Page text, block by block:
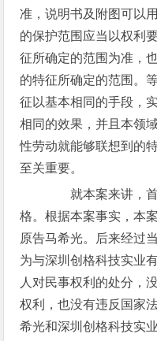
准，说明书及附图可以
的保护范围应当以权利
征所确定的范围为准，
的特征所确定的范围。
征以基本相同的手段，
相同的效果，并且本领
性劳动就能够联想到的
至关重要。
就本案来讲，首
格。根据本案事实，本
原告马希光。后来经过
为与深圳创格科技实业
人对民事权利的处分，
权利，也没有违反国家
希光和深圳创格科技实